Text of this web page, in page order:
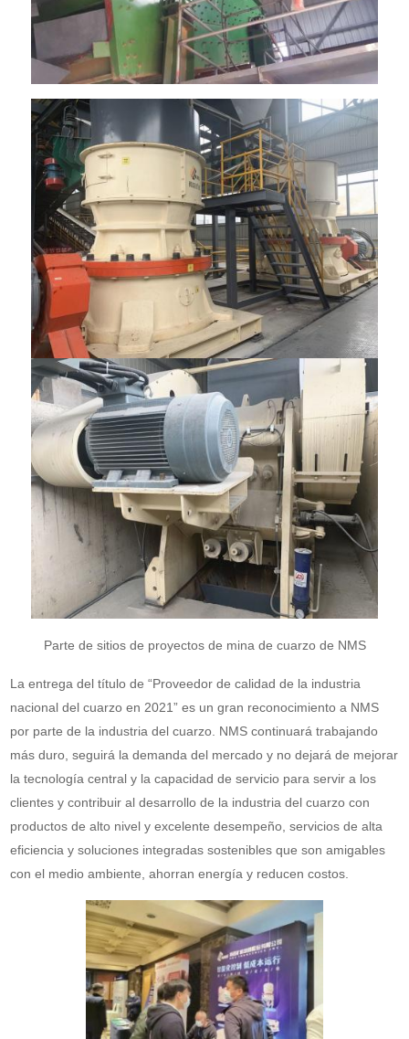
Parte de sitios de proyectos de mina de cuarzo de NMS
La entrega del título de “Proveedor de calidad de la industria
nacional del cuarzo en 2021” es un gran reconocimiento a NMS
por parte de la industria del cuarzo. NMS continuará trabajando
más duro, seguirá la demanda del mercado y no dejará de mejorar
la tecnología central y la capacidad de servicio para servir a los
clientes y contribuir al desarrollo de la industria del cuarzo con
productos de alto nivel y excelente desempeño, servicios de alta
eficiencia y soluciones integradas sostenibles que son amigables
con el medio ambiente, ahorran energía y reducen costos.